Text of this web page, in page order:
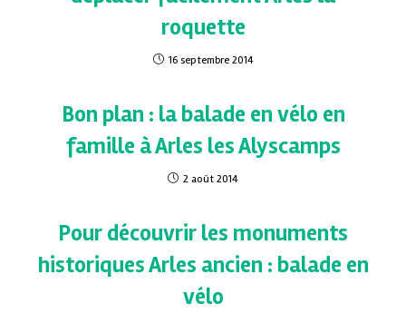
roquette
16 septembre 2014
Bon plan : la balade en vélo en
famille à Arles les Alyscamps
2 août 2014
Pour découvrir les monuments
historiques Arles ancien : balade en
vélo